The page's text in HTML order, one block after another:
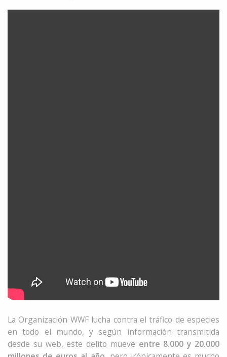
La Organización WWF lucha contra el tráfico de especies
en todo el mundo, y según información transmitida
desde su web, este delito mueve entre 8.000 y 20.000